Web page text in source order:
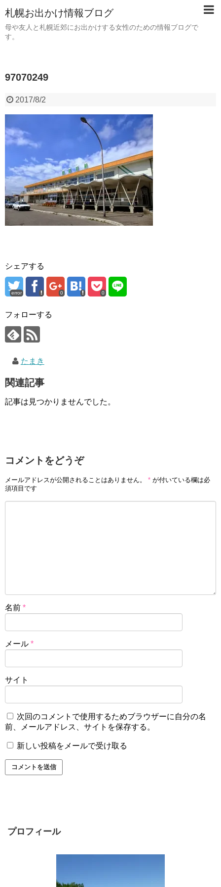
札幌お出かけ情報ブログ
母や友人と札幌近郊にお出かけする女性のための情報ブログで
す。
97070249
2017/8/2
シェアする
error 0 0
フォローする
たまき
関連記事
記事は見つかりませんでした。
コメントをどうぞ
メールアドレスが公開されることはありません。 * が付いている欄は必
須項目です
名前 *
メール *
サイト
次回のコメントで使用するためブラウザーに自分の名
前、メールアドレス、サイトを保存する。
新しい投稿をメールで受け取る
プロフィール